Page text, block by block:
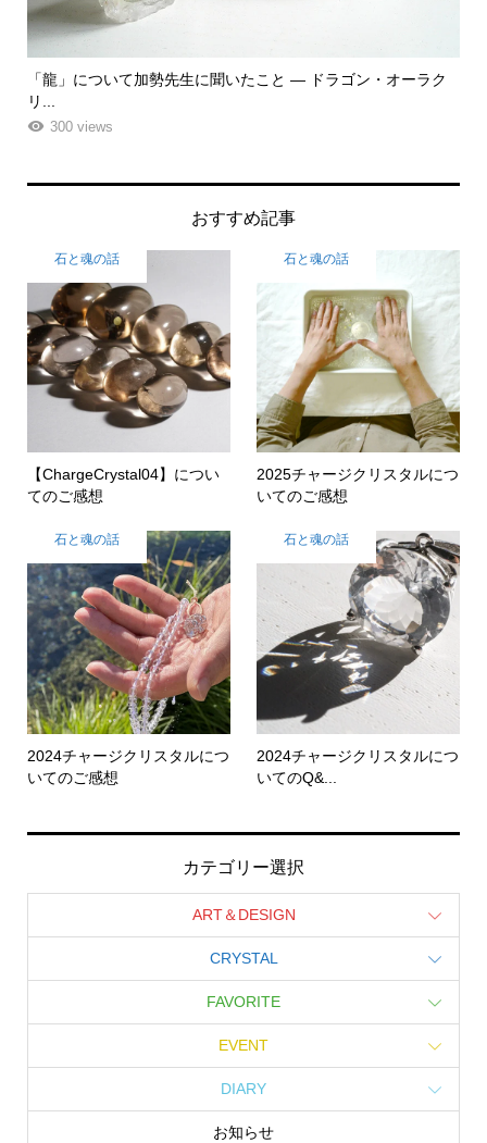
「飾る」から「使う」へ。鉱物と植物が織りなす贅沢なフラワ
ーエ...
261 views
おすすめ記事
石と魂の話
【ChargeCrystal04】につい
てのご感想
石と魂の話
2025チャージクリスタルにつ
いてのご感想
石と魂の話
2024チャージクリスタルにつ
いてのご感想
石と魂の話
2024チャージクリスタルにつ
いてのQ&...
カテゴリー選択
ART＆DESIGN
CRYSTAL
FAVORITE
EVENT
DIARY
お知らせ